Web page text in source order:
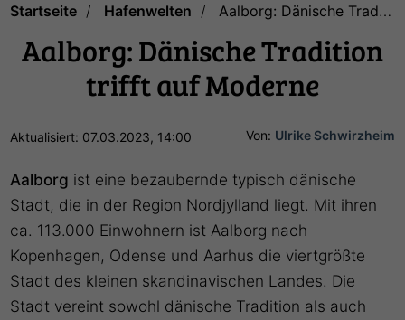
Startseite Hafenwelten Aalborg: Dänische Tradition trifft auf Moderne
Aalborg: Dänische Tradition
trifft auf Moderne
Von: Ulrike Schwirzheim
Aktualisiert: 07.03.2023, 14:00
Aalborg ist eine bezaubernde typisch dänische
Stadt, die in der Region Nordjylland liegt. Mit ihren
ca. 113.000 Einwohnern ist Aalborg nach
Kopenhagen, Odense und Aarhus die viertgrößte
Stadt des kleinen skandinavischen Landes. Die
Stadt vereint sowohl dänische Tradition als auch